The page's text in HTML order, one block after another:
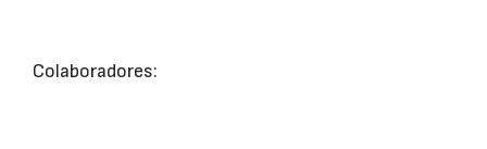
Colaboradores: